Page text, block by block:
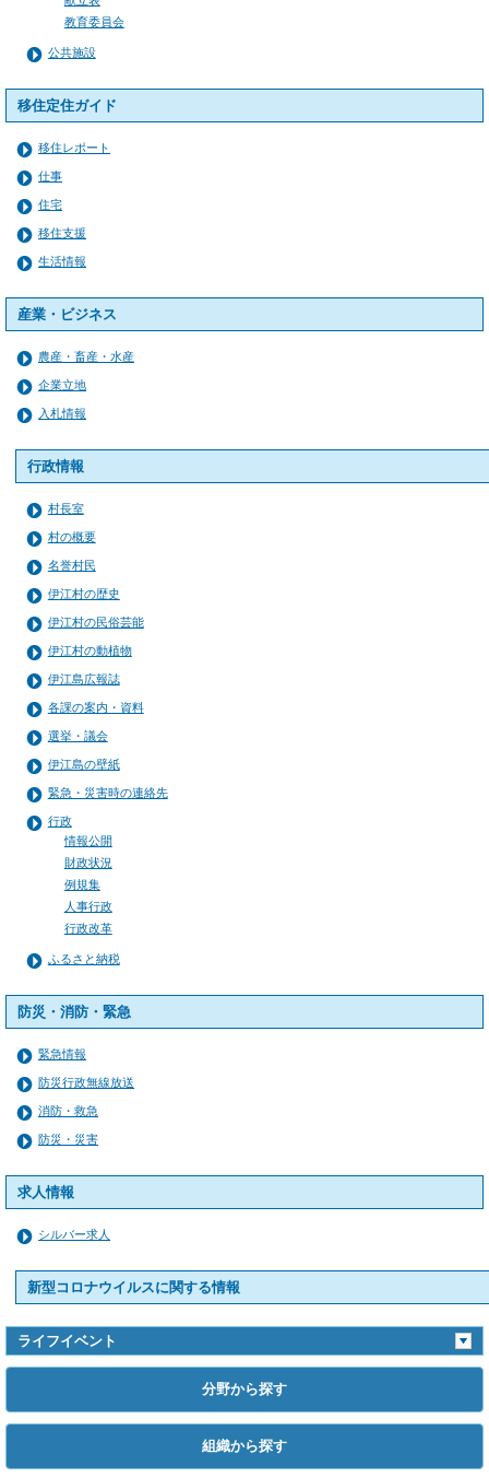
教育委員会
公共施設
移住定住ガイド
移住レポート
仕事
住宅
移住支援
生活情報
産業・ビジネス
農産・畜産・水産
企業立地
入札情報
行政情報
村長室
村の概要
名誉村民
伊江村の歴史
伊江村の民俗芸能
伊江村の動植物
伊江島広報誌
各課の案内・資料
選挙・議会
伊江島の壁紙
緊急・災害時の連絡先
行政
情報公開
財政状況
例規集
人事行政
行政改革
ふるさと納税
防災・消防・緊急
緊急情報
防災行政無線放送
消防・救急
防災・災害
求人情報
シルバー求人
新型コロナウイルスに関する情報
ライフイベント
分野から探す
組織から探す